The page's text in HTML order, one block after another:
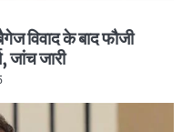
विवाद के बाद फौजी
जारी